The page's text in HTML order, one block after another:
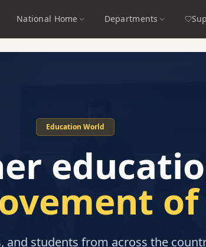
National Home Departments
Education World
and students from across the